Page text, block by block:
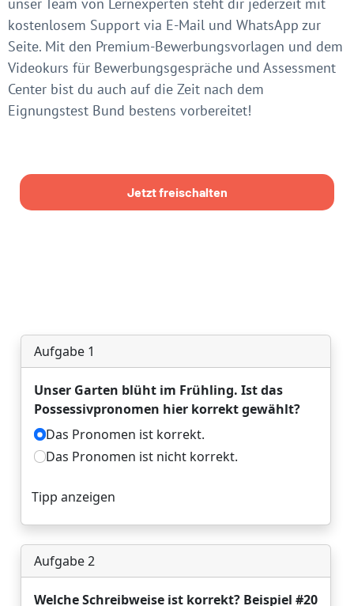
kostenlosem Support via E-Mail und WhatsApp zur
Seite. Mit den Premium-Bewerbungsvorlagen und dem
Videokurs für Bewerbungsgespräche und Assessment
Center bist du auch auf die Zeit nach dem
Eignungstest Bund bestens vorbereitet!
Jetzt freischalten